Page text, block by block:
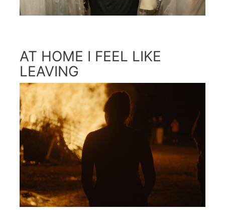
AT HOME I FEEL LIKE
LEAVING